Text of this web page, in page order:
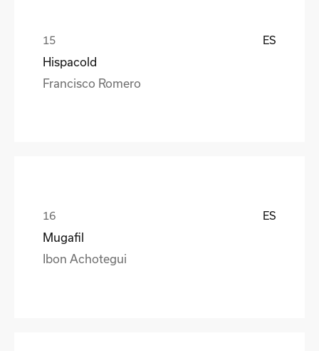
ES
Hispacold
Francisco Romero
ES
Mugafil
Ibon Achotegui